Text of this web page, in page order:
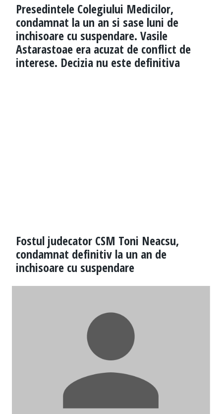
Presedintele Colegiului Medicilor,
condamnat la un an si sase luni de
inchisoare cu suspendare. Vasile
Astarastoae era acuzat de conflict de
interese. Decizia nu este definitiva
Fostul judecator CSM Toni Neacsu,
condamnat definitiv la un an de
inchisoare cu suspendare